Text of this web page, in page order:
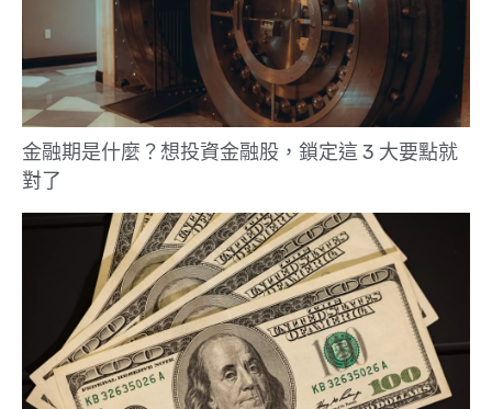
金融期是什麼？想投資金融股，鎖定這 3 大要點就
對了